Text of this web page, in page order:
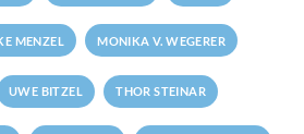
MENZEL MONIKA V. WEGERER
UWE BITZEL THOR STEINAR